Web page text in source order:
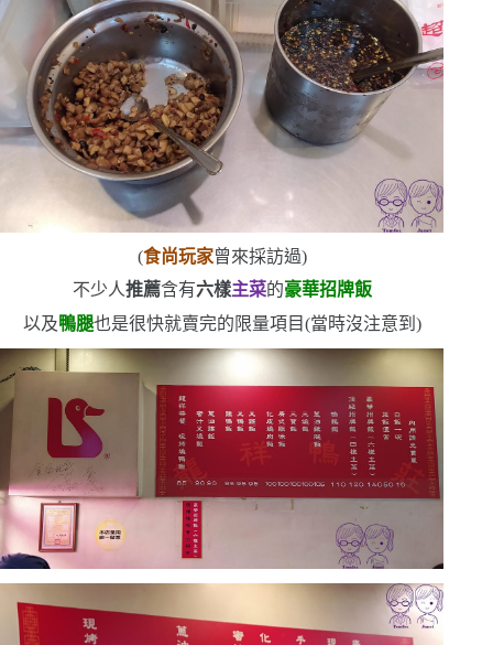
(食尚玩家曾來採訪過)
不少人推薦含有六樣主菜的豪華招牌飯
以及鴨腿也是很快就賣完的限量項目(當時沒注意到 )